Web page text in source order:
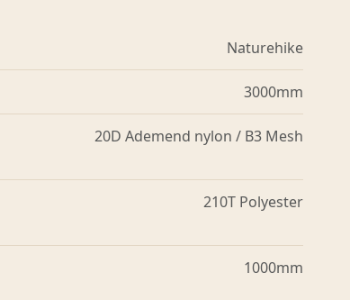
Naturehike
3000mm
20D Ademend nylon / B3 Mesh
210T Polyester
1000mm